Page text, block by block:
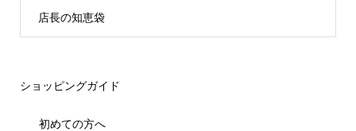
店長の知恵袋
ショッピングガイド
初めての方へ